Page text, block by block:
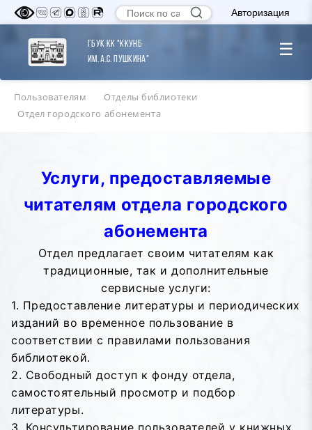
Авторизация
ГБУК КК "ККУНБ
им. А.С. Пушкина"
☰
Пользователям
Отделы библиотеки
Отдел городского абонемента
Услуги, предоставляемые
читателям отдела городского
абонемента
Отдел предлагает своим читателям как
традиционные, так и дополнительные
сервисные услуги:
1. Предоставление литературы и периодических
изданий во временное пользование в
соответствии с правилами пользования
библиотекой.
2. Свободный доступ к фонду отдела,
самостоятельный просмотр и подбор
литературы.